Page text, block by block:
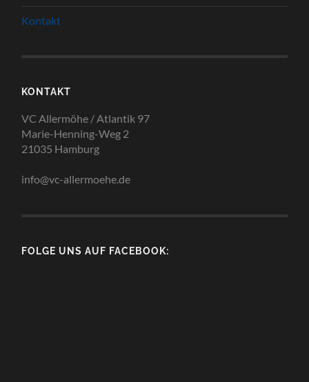
Kontakt
KONTAKT
VC Allermöhe / Atlantik 97
Marie-Henning-Weg 2
21035 Hamburg
info@vc-allermoehe.de
FOLGE UNS AUF FACEBOOK: